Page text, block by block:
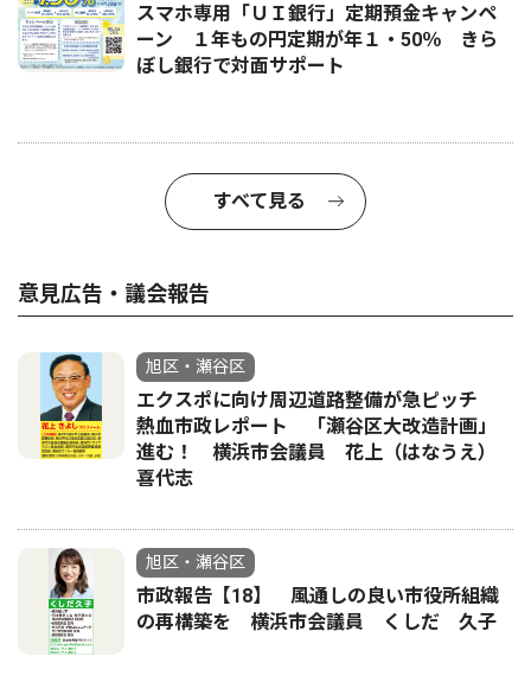
スマホ専用「ＵＩ銀行」定期預金キャンペ
ーン １年もの円定期が年１・50％ きら
ぼし銀行で対面サポート
すべて見る
意見広告・議会報告
旭区・瀬谷区
エクスポに向け周辺道路整備が急ピッチ
熱血市政レポート 「瀬谷区大改造計画」
進む！ 横浜市会議員 花上（はなうえ）
喜代志
旭区・瀬谷区
市政報告【18】 風通しの良い市役所組織
の再構築を 横浜市会議員 くしだ 久子